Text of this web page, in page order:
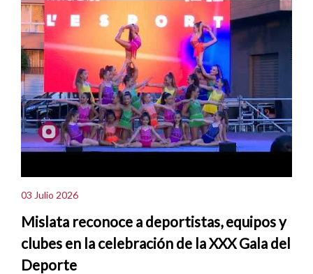
03 Julio 2026
Mislata reconoce a deportistas, equipos y
clubes en la celebración de la XXX Gala del
Deporte